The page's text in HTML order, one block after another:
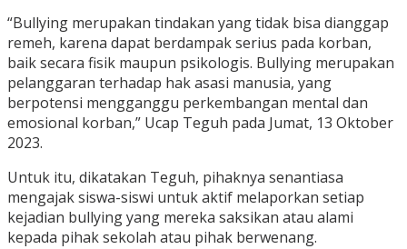
“Bullying merupakan tindakan yang tidak bisa dianggap
remeh, karena dapat berdampak serius pada korban,
baik secara fisik maupun psikologis. Bullying merupakan
pelanggaran terhadap hak asasi manusia, yang
berpotensi mengganggu perkembangan mental dan
emosional korban,” Ucap Teguh pada Jumat, 13 Oktober
2023.
Untuk itu, dikatakan Teguh, pihaknya senantiasa
mengajak siswa-siswi untuk aktif melaporkan setiap
kejadian bullying yang mereka saksikan atau alami
kepada pihak sekolah atau pihak berwenang.